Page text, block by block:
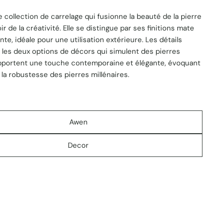
collection de carrelage qui fusionne la beauté de la pierre
de la créativité. Elle se distingue par ses finitions mate
idéale pour une utilisation extérieure. Les détails
deux options de décors qui simulent des pierres
une touche contemporaine et élégante, évoquant
robustesse des pierres millénaires.
Awen
Decor